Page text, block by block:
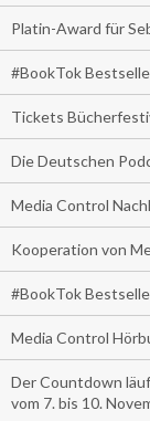
Platin-Award für
#BookTok
Tickets
Die Deutschen
Media Control
Kooperation von
#BookTok
Media Control
Der Countdown
vom 7. bis 10.